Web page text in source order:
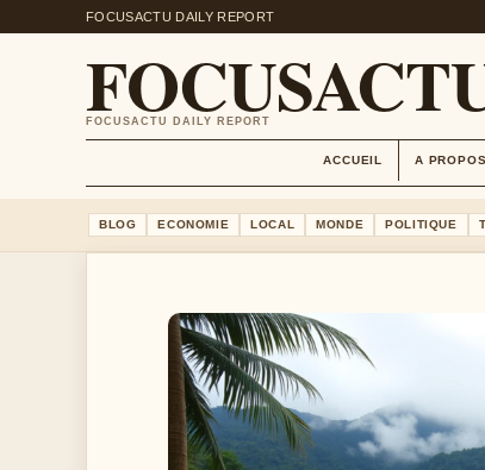
FOCUSACTU DAILY REPORT
FOCUSACTU DAILY REPORT
ACCUEIL A PROPOS
BLOG ECONOMIE LOCAL MONDE POLITIQUE